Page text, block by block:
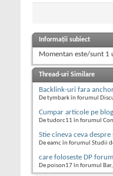
Informații subiect
Momentan este/sunt 1
Thread-uri Similare
Backlink-uri fara
De tymbark în forumul
Cumpar articole pe
De tudorc11 în forumul
Stie cineva ceva
De eamc în forumul Studii
care foloseste DP
De poison17 în forumul